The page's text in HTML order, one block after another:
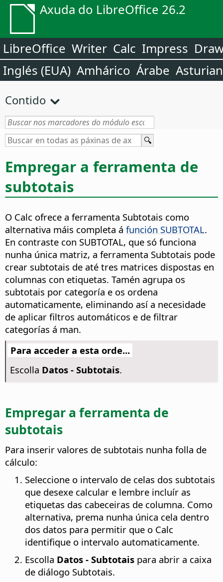
Axuda do LibreOffice 26.2
LibreOffice Writer Calc Impress
Inglés (EUA) Amhárico Árabe
Contido
Empregar a ferramenta de
subtotais
O Calc ofrece a ferramenta Subtotais como
alternativa máis completa á función SUBTOTAL.
En contraste con SUBTOTAL, que só funciona
nunha única matriz, a ferramenta Subtotais pode
crear subtotais de até tres matrices dispostas en
columnas con etiquetas. Tamén agrupa os
subtotais por categoría e os ordena
automaticamente, eliminando así a necesidade
de aplicar filtros automáticos e de filtrar
categorías á man.
Para acceder a esta orde...
Escolla Datos - Subtotais.
Empregar a ferramenta de
subtotais
Para inserir valores de subtotais nunha folla de
cálculo:
Seleccione o intervalo de celas dos subtotais
que desexe calcular e lembre incluír as
etiquetas das cabeceiras de columna. Como
alternativa, prema nunha única cela dentro
dos datos para permitir que o Calc
identifique o intervalo automaticamente.
Escolla Datos - Subtotais para abrir a caixa
de diálogo Subtotais.